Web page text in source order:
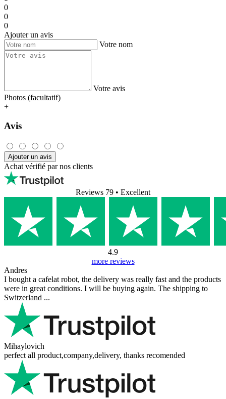
0
0
0
Ajouter un avis
Votre nom
Votre avis
Photos (facultatif)
+
Avis
Ajouter un avis
Achat vérifié par nos clients
Reviews 79 • Excellent
4.9
more reviews
Andres
I bought a cafelat robot, the delivery was really fast and the products
were in great conditions. I will be buying again. The shipping to
Switzerland ...
Mihaylovich
perfect all product,company,delivery, thanks recomended